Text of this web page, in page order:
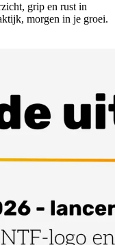
grip en rust in
morgen in je groei.